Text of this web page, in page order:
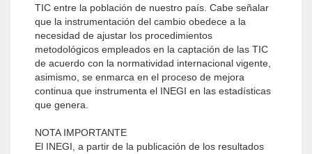
TIC entre la población de nuestro país. Cabe señalar
que la instrumentación del cambio obedece a la
necesidad de ajustar los procedimientos
metodológicos empleados en la captación de las TIC
de acuerdo con la normatividad internacional vigente,
asimismo, se enmarca en el proceso de mejora
continua que instrumenta el INEGI en las estadísticas
que genera.
NOTA IMPORTANTE
El INEGI, a partir de la publicación de los resultados